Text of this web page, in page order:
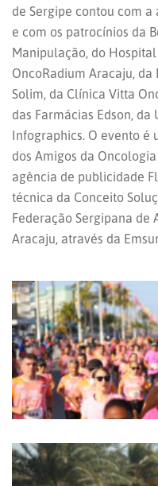
de Sergipe contou com
e com os patrocínios da
Manipulação, do
OncoRadium Aracaju,
Solim, da Clínica Vitta
das Farmácias Edson, da
Infographics. O evento é
dos Amigos da
agência de publicidade
técnica da Conceito
Federação Sergipana de
Aracaju, através da